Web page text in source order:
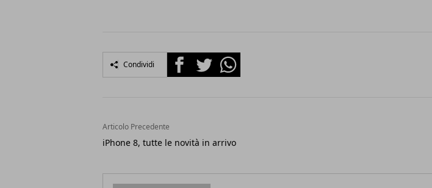
Condividi FacebookTwitterWhatsapp
Articolo Precedente
iPhone 8, tutte le novità in arrivo